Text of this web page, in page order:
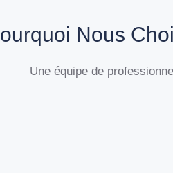
Nous
Une équipe de